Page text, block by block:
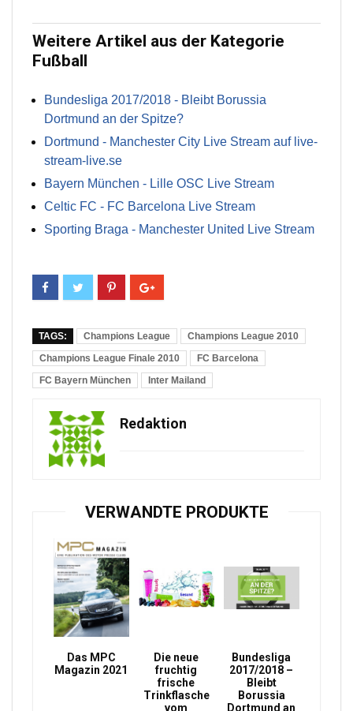
Weitere Artikel aus der Kategorie
Fußball
Bundesliga 2017/2018 - Bleibt Borussia
Dortmund an der Spitze?
Dortmund - Manchester City Live Stream auf live-
stream-live.se
Bayern München - Lille OSC Live Stream
Celtic FC - FC Barcelona Live Stream
Sporting Braga - Manchester United Live Stream
TAGS: Champions League
Champions League 2010
Champions League Finale 2010
FC Barcelona
FC Bayern München
Inter Mailand
Redaktion
VERWANDTE PRODUKTE
Das MPC
Magazin 2021
Die neue
fruchtig
frische
Trinkflasche
vom
Bundesliga
2017/2018 –
Bleibt
Borussia
Dortmund an